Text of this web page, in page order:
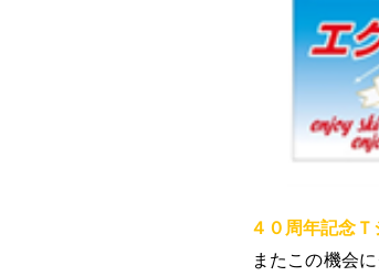
４０周年記念Ｔ
またこの機会